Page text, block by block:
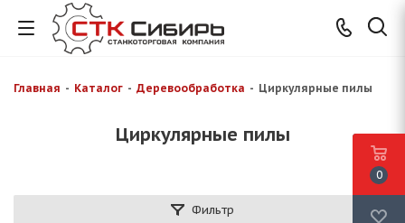
Главная - Каталог - Деревообработка - Циркулярные пилы
Циркулярные пилы
Фильтр
0